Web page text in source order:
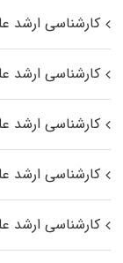
کارشناسی ارشد
کارشناسی ارشد
کارشناسی ارشد
کارشناسی ارشد
کارشناسی ارشد